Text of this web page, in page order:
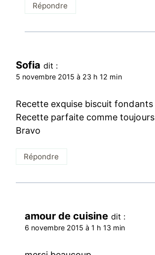
Répondre
Sofia dit :
5 novembre 2015 à 23 h 12 min
Recette exquise biscuit fondants
Recette parfaite comme toujours
Bravo
Répondre
amour de cuisine dit :
6 novembre 2015 à 1 h 13 min